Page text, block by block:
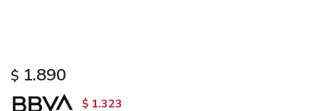
$ 1.890
$ 1.323